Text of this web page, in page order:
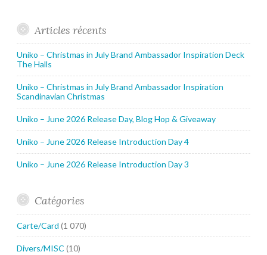
Articles récents
Uniko – Christmas in July Brand Ambassador Inspiration Deck
The Halls
Uniko – Christmas in July Brand Ambassador Inspiration
Scandinavian Christmas
Uniko – June 2026 Release Day, Blog Hop & Giveaway
Uniko – June 2026 Release Introduction Day 4
Uniko – June 2026 Release Introduction Day 3
Catégories
Carte/Card (1 070)
Divers/MISC (10)